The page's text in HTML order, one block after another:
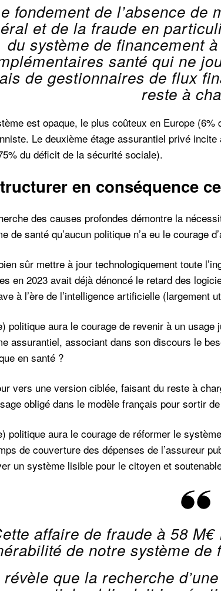
fondement de l’absence de
et de la fraude en
du système de financement
santé qui ne
de gestionnaires de flux
reste à
est opaque, le plus coûteux en Europe
Le deuxième étage assurantiel privé
du déficit de la sécurité sociale).
en conséquence
des causes profondes démontre la
de santé qu’aucun politique n’a eu le courage
sûr mettre à jour technologiquement toute
en 2023 avait déjà dénoncé le retard des
à l’ère de l’intelligence artificielle (largement
politique aura le courage de revenir à un
assurantiel, associant dans son discours le
en santé ?
vers une version ciblée, faisant du reste à
obligé dans le modèle français pour sortir
politique aura le courage de réformer le
de couverture des dépenses de l’assureur
un système lisible pour le citoyen et
affaire de fraude à 58
de notre système de
que la recherche